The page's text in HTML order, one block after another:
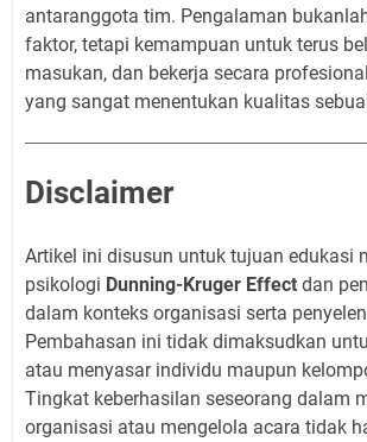
antaranggota tim. Pengalaman
faktor, tetapi kemampuan untuk terus
masukan, dan bekerja secara
yang sangat menentukan kualitas
Disclaimer
Artikel ini disusun untuk tujuan edukasi
psikologi Dunning-Kruger Effect dan
dalam konteks organisasi serta
Pembahasan ini tidak dimaksudkan
atau menyasar individu maupun
Tingkat keberhasilan seseorang dalam
organisasi atau mengelola acara tidak